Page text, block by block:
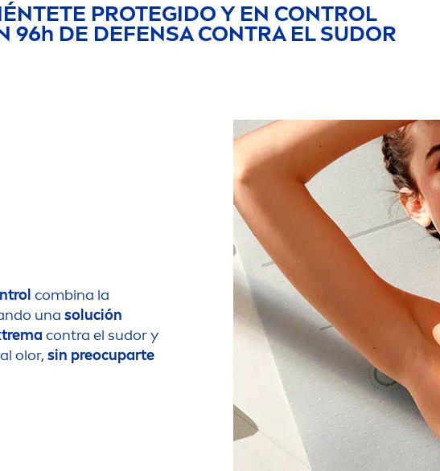
PROTEGIDO Y EN CONTROL
96h DE DEFENSA CONTRA EL SUDOR
combina la
una solución
contra el sudor y
olor, sin preocuparte